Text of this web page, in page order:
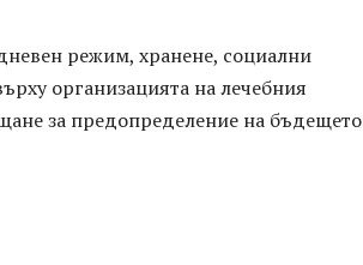
режим, хранене, социални
организацията на лечебния
за предопределение на бъдещето